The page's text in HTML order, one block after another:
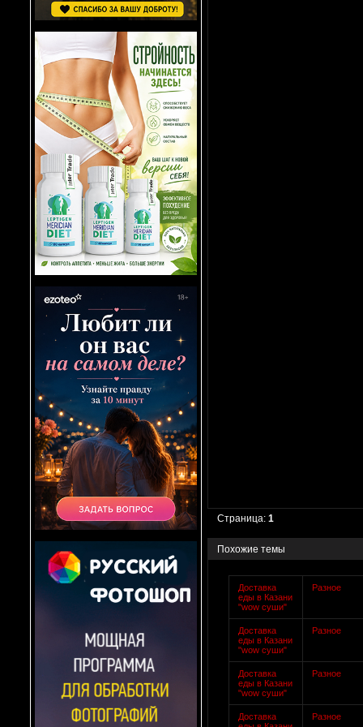
Страница:1
Похожие темы
Доставка
еды в Казани
"wow суши"
Разное
Доставка
еды в Казани
"wow суши"
Разное
Доставка
еды в Казани
"wow суши"
Разное
Доставка
Разное